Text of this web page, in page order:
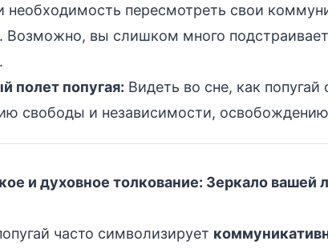
необходимость пересмотреть свои
Возможно, вы слишком много
полет попугая: Видеть во сне, как попугай
свободы и независимости,
и духовное толкование: Зеркало вашей
часто символизирует